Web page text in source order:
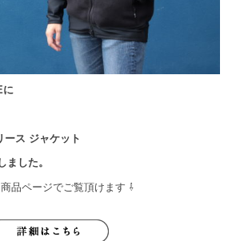
に
ス ジャケット
ました。
品ページでご覧頂けます ⇩